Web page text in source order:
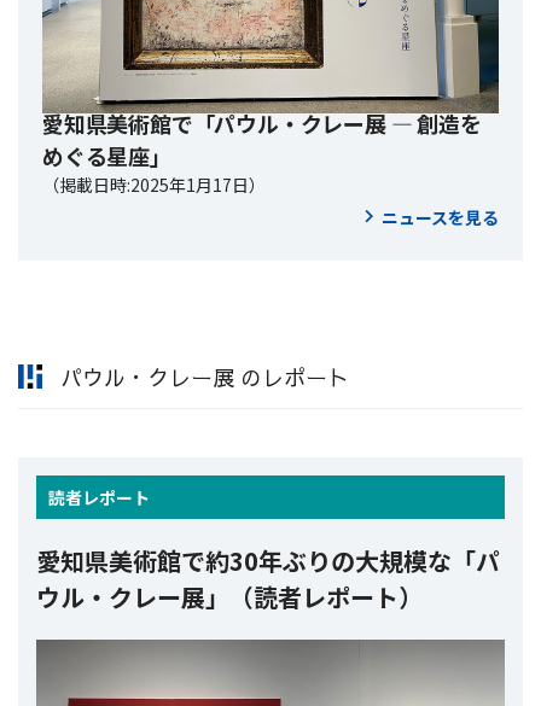
愛知県美術館で「パウル・クレー展 ― 創造を
めぐる星座」
（掲載日時:2025年1月17日）
ニュースを見る
パウル・クレー展 のレポート
読者レポート
愛知県美術館で約30年ぶりの大規模な「パ
ウル・クレー展」（読者レポート）